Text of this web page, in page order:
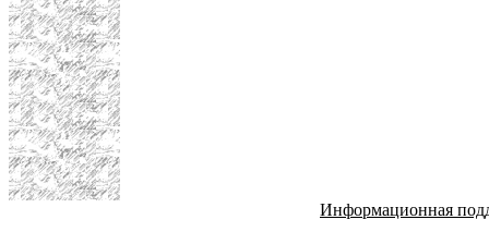
Информационная